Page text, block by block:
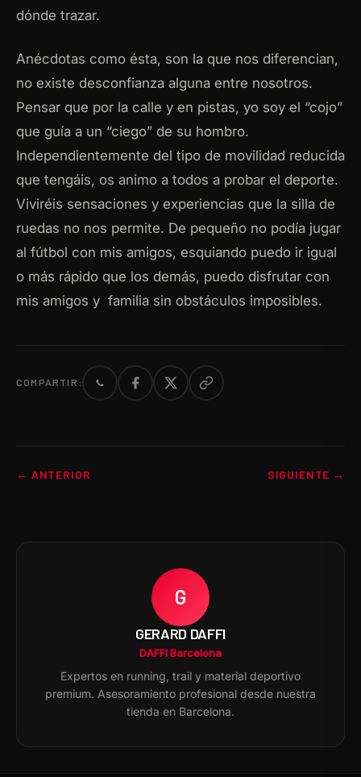
dónde trazar.
Anécdotas como ésta, son la que nos diferencian,
no existe desconfianza alguna entre nosotros.
Pensar que por la calle y en pistas, yo soy el “cojo”
que guía a un “ciego” de su hombro.
Independientemente del tipo de movilidad reducida
que tengáis, os animo a todos a probar el deporte.
Viviréis sensaciones y experiencias que la silla de
ruedas no nos permite. De pequeño no podía jugar
al fútbol con mis amigos, esquiando puedo ir igual
o más rápido que los demás, puedo disfrutar con
mis amigos y familia sin obstáculos imposibles.
COMPARTIR:
← ANTERIOR SIGUIENTE →
G
GERARD DAFFI
DAFFI Barcelona
Expertos en running, trail y material deportivo
premium. Asesoramiento profesional desde nuestra
tienda en Barcelona.